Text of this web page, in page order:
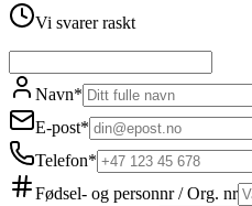
Vi svarer raskt
Navn*
E-post*
Telefon*
Fødsel- og personnr / Org. nr